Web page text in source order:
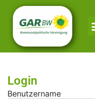
Login
Benutzername